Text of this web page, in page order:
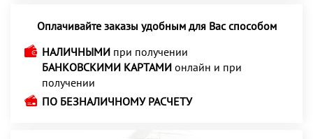
Оплачивайте заказы удобным для Вас способом
НАЛИЧНЫМИ при получении
БАНКОВСКИМИ КАРТАМИ онлайн и при
получении
ПО БЕЗНАЛИЧНОМУ РАСЧЕТУ